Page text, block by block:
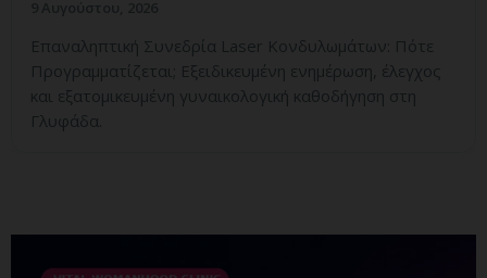
Επαναληπτική Συνεδρία Laser Κονδυλωμάτων: Πότε
Προγραμματίζεται; Εξειδικευμένη ενημέρωση, έλεγχος
και εξατομικευμένη γυναικολογική καθοδήγηση στη
Γλυφάδα.